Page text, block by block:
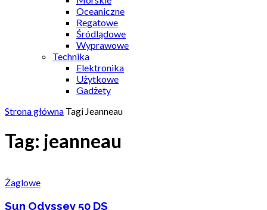
Oceaniczne
Regatowe
Śródlądowe
Wyprawowe
Technika
Elektronika
Użytkowe
Gadżety
Strona główna Tagi Jeanneau
Tag: jeanneau
Żaglowe
Sun Odyssey 50 DS